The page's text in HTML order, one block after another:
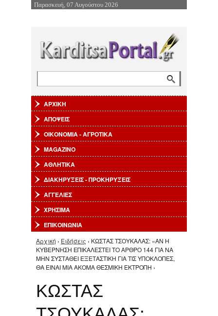
Επιστροφή στην Πλοήγηση
Παρασκευή, 07 Αυγούστου 2026
ΑΡΧΙΚΗ
ΑΠΟΨΕΙΣ
ΟΙΚΟΝΟΜΙΑ - ΑΓΡΟΤΙΚΑ
MAGAZINO
ΑΘΛΗΤΙΚΑ
ΔΙΑΚΗΡΥΞΕΙΣ - ΠΡΟΚΗΡΥΞΕΙΣ
ΑΓΓΕΛΙΕΣ
ΧΡΗΣΙΜΑ
ΕΠΙΚΟΙΝΩΝΙΑ
Είστε εδώ
Αρχική › Ειδήσεις › ΚΩΣΤΑΣ ΤΣΟΥΚΑΛΑΣ: «ΑΝ Η
ΚΥΒΕΡΝΗΣΗ ΕΠΙΚΑΛΕΣΤΕΙ ΤΟ ΑΡΘΡΟ 144 ΓΙΑ ΝΑ
ΜΗΝ ΣΥΣΤΑΘΕΙ ΕΞΕΤΑΣΤΙΚΗ ΓΙΑ ΤΙΣ ΥΠΟΚΛΟΠΕΣ,
ΘΑ ΕΙΝΑΙ ΜΙΑ ΑΚΟΜΑ ΘΕΣΜΙΚΗ ΕΚΤΡΟΠΗ ›
ΚΩΣΤΑΣ